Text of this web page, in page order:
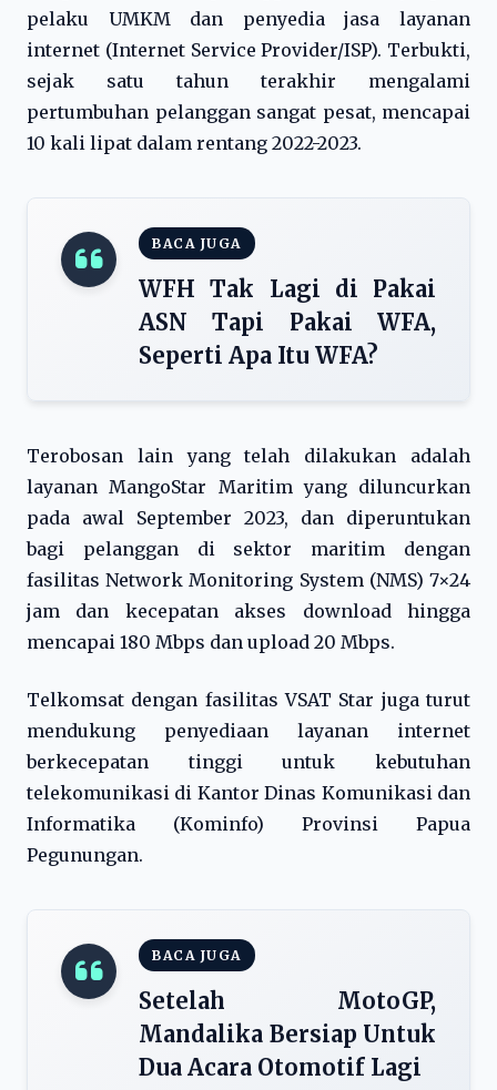
pelaku UMKM dan penyedia jasa layanan
internet (Internet Service Provider/ISP). Terbukti,
sejak satu tahun terakhir mengalami
pertumbuhan pelanggan sangat pesat, mencapai
10 kali lipat dalam rentang 2022-2023.
BACA JUGA
WFH Tak Lagi di Pakai
ASN Tapi Pakai WFA,
Seperti Apa Itu WFA?
Terobosan lain yang telah dilakukan adalah
layanan MangoStar Maritim yang diluncurkan
pada awal September 2023, dan diperuntukan
bagi pelanggan di sektor maritim dengan
fasilitas Network Monitoring System (NMS) 7×24
jam dan kecepatan akses download hingga
mencapai 180 Mbps dan upload 20 Mbps.
Telkomsat dengan fasilitas VSAT Star juga turut
mendukung penyediaan layanan internet
berkecepatan tinggi untuk kebutuhan
telekomunikasi di Kantor Dinas Komunikasi dan
Informatika (Kominfo) Provinsi Papua
Pegunungan.
BACA JUGA
Setelah MotoGP,
Mandalika Bersiap Untuk
Dua Acara Otomotif Lagi